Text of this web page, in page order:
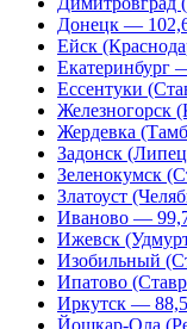
Донецк —
Ейск
Екатеринбург
Ессентуки
Железногорск
Жердевка
Задонск
Зеленокумск
Златоуст
Иваново —
Ижевск
Изобильный
Ипатово
Иркутск —
Йошкар-Ола